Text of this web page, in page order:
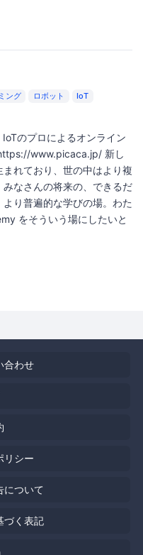
ング ロボット
IoT
のプロによるオンライン
www.picaca.jp/ 新し
れており、世の中はより複
なさんの将来の、できるだ
り普遍的な学びの場。わた
をそういう場にしたいと
合わせ
リシー
について
づく表記